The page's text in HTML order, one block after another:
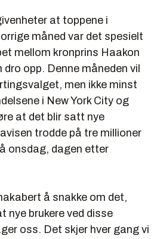
at toppene i
måned var det spesielt
mellom kronprins Haakon
opp. Denne måneden vil
men ikke minst
i New York City og
at det blir satt nye
trodde på tre millioner
onsdag, dagen etter
å snakke om det,
nye brukere ved disse
oss. Det skjer hver gang vi